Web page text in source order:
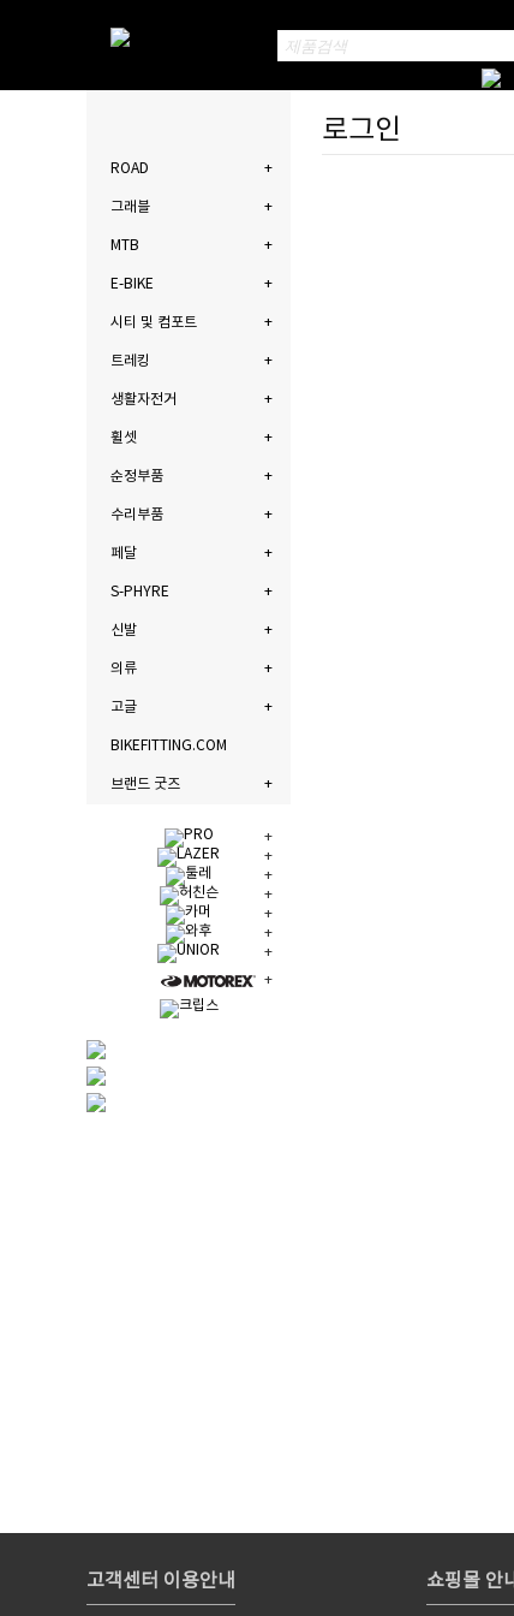
ROAD
그래블
MTB
E-BIKE
시티 및 컴포트
트레킹
생활자전거
휠셋
순정부품
수리부품
페달
S-PHYRE
신발
의류
고글
BIKEFITTING.COM
브랜드 굿즈
로그인
고객센터 이용안내 쇼핑몰 안